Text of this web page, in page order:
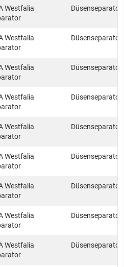
Westfalia
Westfalia
Westfalia
Westfalia
Westfalia
Westfalia
Westfalia
Westfalia
Westfalia